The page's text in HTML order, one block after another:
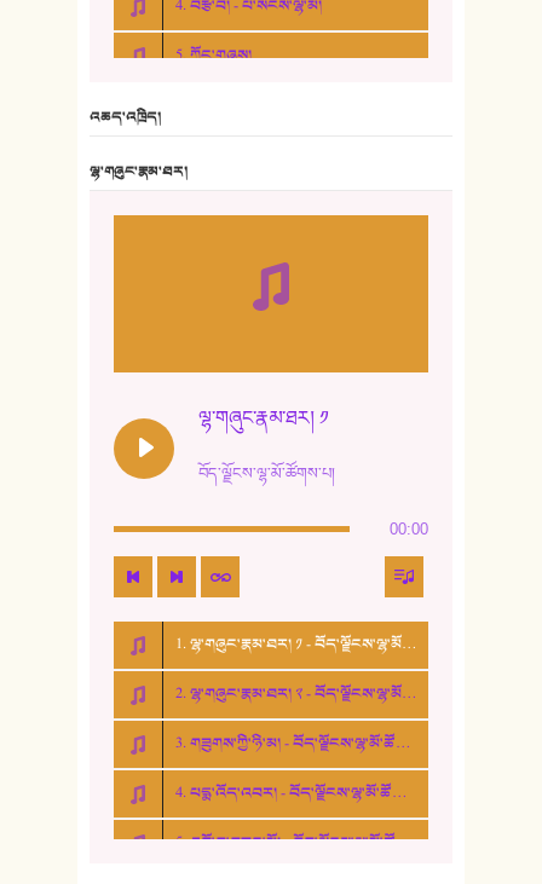
4. བརྩེ་བ། - པ་སངས་ལྷ་མོ།
5. ཀོང་གཞས།
10. ཆང་གཞས། ༣
15. ཤམ་པ་ལ་ཡི་སྲས་མོ།
16. ལྷ་བུ་དར་བུ།
17. ང་བོད་པ་ཡིན། - ཕུར་བུ་རྣམ་རྒྱལ།
18. ང་ལ་བྱམས་པའི་ཨ་མ།
19. ཆ་རྐྱེན་མེད་པའི་སེམས།
20. བསྟན་རྒྱས་གླིང་།
འཆད་འཁྲིད།
ལྷ་གཞུང་རྣམ་ཐར།
ལྷ་གཞུང་རྣམ་ཐར། ༡
བོད་ལྗོངས་ལྷ་མོ་ཚོགས་པ།
00:00
1. ལྷ་གཞུང་རྣམ་ཐར། ༡ - བོད་ལྗོངས་ལྷ་མོ་ཚོགས་པ།
2. ལྷ་གཞུང་རྣམ་ཐར། ༢ - བོད་ལྗོངས་ལྷ་མོ་ཚོགས་པ།
3. གཟུགས་ཀྱི་ཉི་མ། - བོད་ལྗོངས་ལྷ་མོ་ཚོགས་པ།
4. པདྨ་འོད་འབར། - བོད་ལྗོངས་ལྷ་མོ་ཚོགས་པ།
5. འགྲོ་བ་བཟང་མོ། - བོད་ལྗོངས་ལྷ་མོ་ཚོགས་པ།